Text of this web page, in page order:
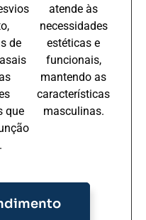
de
que
atende às
necessidades
estéticas e
funcionais,
mantendo as
características
masculinas.